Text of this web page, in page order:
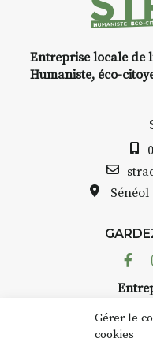
Gérer le
cookies
Entreprise locale de
Humaniste, éco-
Sénéol